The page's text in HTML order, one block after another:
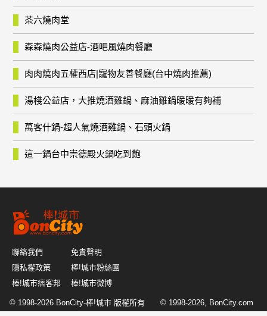
茶六燒肉堂
森森燒肉公益店-酒吧風燒肉餐廳
肉肉燒肉五權西店|寵物友善餐廳(台中燒肉推薦)
湯棧公益店，大推燒酒雞鍋、麻油雞鍋暖暖有夠補
萬客什鍋-超人氣燒酒雞鍋、石頭火鍋
這一鍋台中崇德殿火鍋吃到飽
聯絡我們
免責聲明
隱私權政策
棒!城市粉絲團
棒!城市痞客邦
棒!城市微博
© 1998-2026 BonCity-棒!城市 版權所有 © 1998-2026, BonCity.com